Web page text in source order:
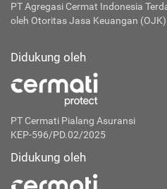
PT Agregasi Cermat Indonesia
oleh Otoritas Jasa Keuangan (OJK)
Didukung oleh
PT Cermati Pialang Asuransi
KEP-596/PD.02/2025
Didukung oleh